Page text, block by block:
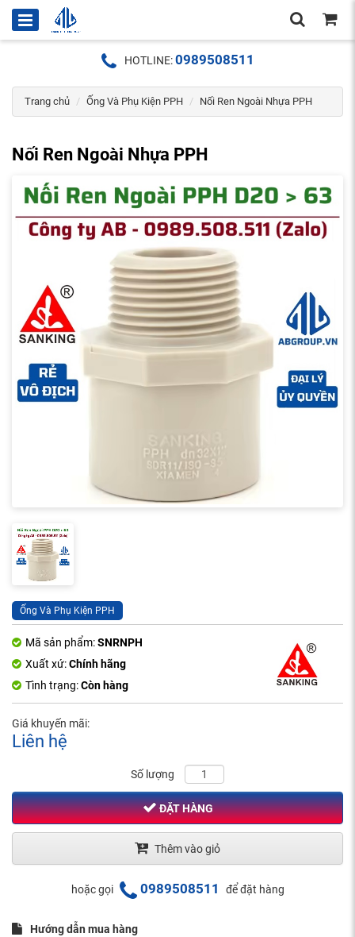
HOTLINE:0989508511
Trang chủ Ống Và Phụ Kiện PPH Nối Ren Ngoài Nhựa PPH
Nối Ren Ngoài Nhựa PPH
Ống Và Phụ Kiện PPH
Mã sản phẩm:SNRNPH
Xuất xứ:Chính hãng
Tình trạng:Còn hàng
Giá khuyến mãi:
Liên hệ
Số lượng
ĐẶT HÀNG
Thêm vào giỏ
hoặc gọi 0989508511 để đặt hàng
Hướng dẫn mua hàng